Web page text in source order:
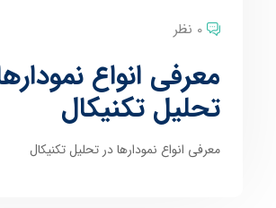
0 نظر
معرفی انواع
تحلیل تکنیکال
معرفی انواع نمودارها در تحلیل تکنیکال